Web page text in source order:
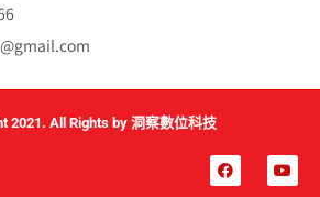
2021. All Rights by 洞察數位科技